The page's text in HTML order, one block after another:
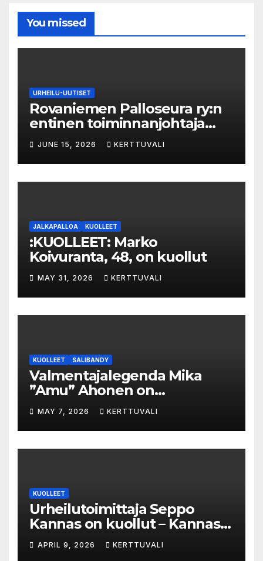
You missed
URHEILU-UUTISET
Rovaniemen Palloseura ry:n
entinen toiminnanjohtaja
tuo­mit­tiin neljän kuu­kau­den
eh­dol­li­seen van­keu­teen ka­
val­luk­ses­ta – syyte mak­su­vä­li­
ne­pe­tok­ses­ta hy­lät­tiin
JUNE 15, 2026 KERTTUVALI
JALKAPALLOA KUOLLEET
:KUOLLEET: Marko
Koivuranta, 48, on kuollut
MAY 31, 2026 KERTTUVALI
KUOLLEET SALIBANDY
Valmentajalegenda Mika
”Amu” Ahonen on
menehtynyt
MAY 7, 2026 KERTTUVALI
KUOLLEET
Urheilutoimittaja Seppo
Kannas on kuollut – Kannas
oli kuollessaan 92-vuotias
APRIL 9, 2026 KERTTUVALI